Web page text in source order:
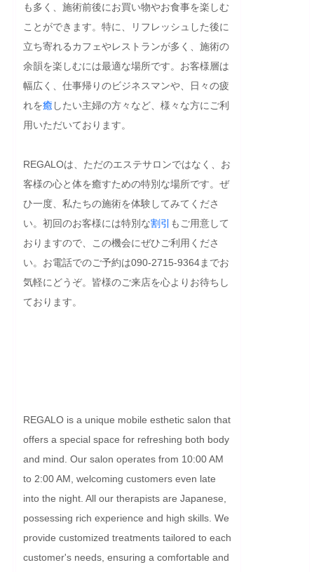
も多く、施術前後にお買い物やお食事を楽しむ
ことができます。特に、リフレッシュした後に
立ち寄れるカフェやレストランが多く、施術の
余韻を楽しむには最適な場所です。お客様層は
幅広く、仕事帰りのビジネスマンや、日々の疲
れを癒 したい主婦の方々など、様々な方にご利
用いただいております。
REGALOは、ただのエステサロンではなく、お
客様の心と体を癒すための特別な場所です。ぜ
ひ一度、私たちの施術を体験してみてくださ
い。初回のお客様には特別な割引 もご用意して
おりますので、この機会にぜひご利用くださ
い。お電話でのご予約は090-2715-9364までお
気軽にどうぞ。皆様のご来店を心よりお待ちし
ております。
REGALO is a unique mobile esthetic salon that
offers a special space for refreshing both body
and mind. Our salon operates from 10:00 AM
to 2:00 AM, welcoming customers even late
into the night. All our therapists are Japanese,
possessing rich experience and high skills. We
provide customized treatments tailored to each
customer's needs, ensuring a comfortable and